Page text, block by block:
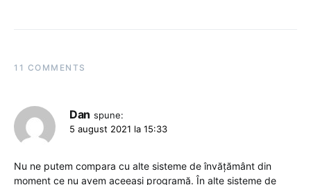
11 COMMENTS
Dan spune:
5 august 2021 la 15:33
Nu ne putem compara cu alte sisteme de învăţământ din
moment ce nu avem aceeaşi programă. În alte sisteme de